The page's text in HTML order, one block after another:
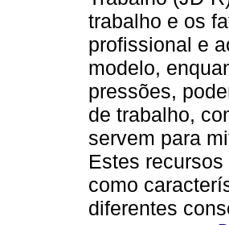
trabalho e os
profissional e
modelo,
pressões,
de trabalho,
servem para
Estes
como
diferentes